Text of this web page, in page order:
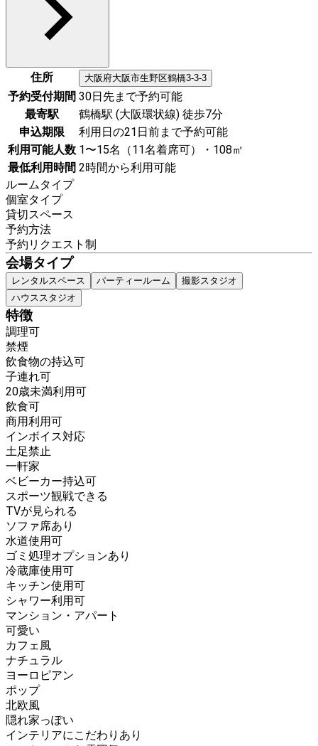
住所 大阪府大阪市生野区鶴橋3-3-3
予約受付期間 30日先まで予約可能
最寄駅
鶴橋駅 (大阪環状線) 徒歩7分
申込期限
利用日の21日前まで予約可能
利用可能人数 1〜15名（11名着席可）・108㎡
最低利用時間 2時間から利用可能
ルームタイプ
個室タイプ
貸切スペース
予約方法
予約リクエスト制
会場タイプ
レンタルスペース パーティールーム
撮影スタジオ
ハウススタジオ
特徴
調理可
禁煙
飲食物の持込可
子連れ可
20歳未満利用可
飲食可
商用利用可
インボイス対応
土足禁止
一軒家
ベビーカー持込可
スポーツ観戦できる
TVが見られる
ソファ席あり
水道使用可
ゴミ処理オプションあり
冷蔵庫使用可
キッチン使用可
シャワー利用可
マンション・アパート
可愛い
カフェ風
ナチュラル
ヨーロピアン
ポップ
北欧風
隠れ家っぽい
インテリアにこだわりあり